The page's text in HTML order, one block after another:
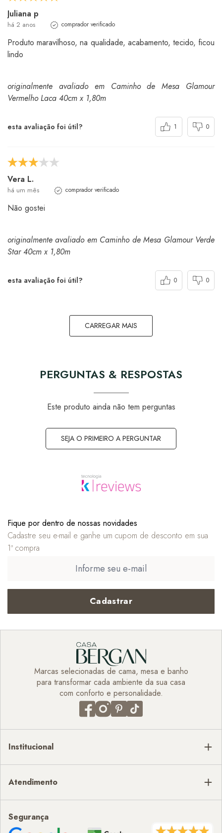
Juliana p
há 2 anos comprador verificado
Produto maravilhoso, na qualidade, acabamento, tecido, ficou
lindo
originalmente avaliado em Caminho de Mesa Glamour
Vermelho Laca 40cm x 1,80m
esta avaliação foi útil? 1 0
Vera L.
há um mês comprador verificado
Não gostei
originalmente avaliado em Caminho de Mesa Glamour Verde
Star 40cm x 1,80m
esta avaliação foi útil? 0 0
CARREGAR MAIS
PERGUNTAS & RESPOSTAS
Este produto ainda não tem perguntas
SEJA O PRIMEIRO A PERGUNTAR
Fique por dentro de nossas novidades
Cadastre seu e-mail e ganhe um cupom de desconto em sua
1ª compra
Cadastrar
Marcas selecionadas de cama, mesa e banho
para transformar cada ambiente da sua casa
com conforto e personalidade.
Institucional
Atendimento
Segurança